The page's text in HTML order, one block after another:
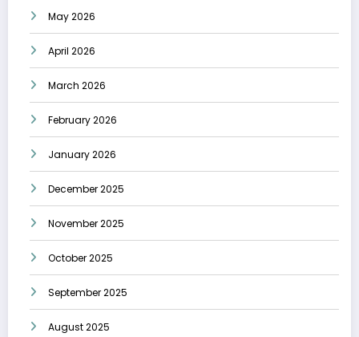
May 2026
April 2026
March 2026
February 2026
January 2026
December 2025
November 2025
October 2025
September 2025
August 2025